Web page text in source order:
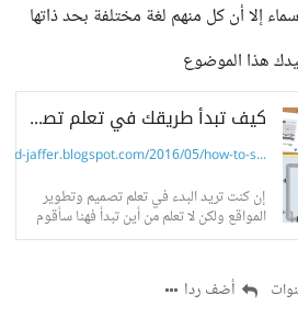
إلا أن كل منهم لغة مختلفة بحد ذاتها
هذا الموضوع
كيف تبدأ طريقك في تعلم تصميم وتطوير المواقع ؟
jaffer.blogspot.com/2016/05/how-to-s...
إن كنت تريد البدء في تعلم تصميم وتطوير
المواقع ولكن لا تعلم من أين تبدأ فهنا سأقوم
بتوجيهك للطريق الصحيح السلام عليكم
أضف ردا